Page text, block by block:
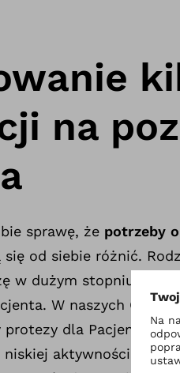
na
sprawę, że potrzeby
się od siebie różnić.
w dużym stopniu
W naszych
protezy dla Pacjentów
aktywności do